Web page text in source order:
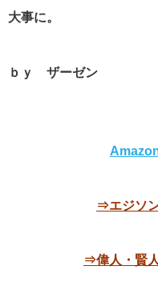
大事に。
ｂｙ ザーゼン
⇒エジソ
⇒偉人・賢